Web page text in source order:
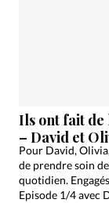
Ils ont fait
– David et
Pour David,
de prendre soin
quotidien.
Episode 1/4 avec